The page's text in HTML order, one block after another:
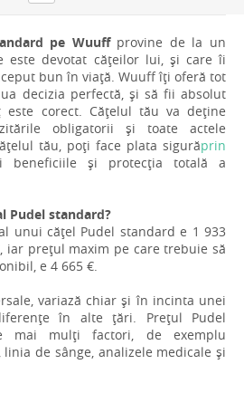
pe Wuuffprovine de la un
este devotat cățeilor lui, și care îi
bun în viață. Wuuff îți oferă tot
decizia perfectă, și să fii absolut
corect. Cățelul tău va deține
obligatorii și toate actele
tău, poți face plata sigurăprin
beneficiile și protecția totală a
Pudel standard?
unui cățel Pudel standard e 1 933
iar prețul maxim pe care trebuie să
e 4 665 €.
variază chiar și în incinta unei
în alte țări. Prețul Pudel
mai mulți factori, de exemplu
de sânge, analizele medicale și